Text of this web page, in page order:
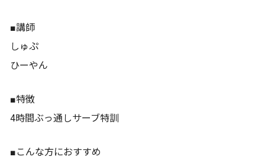
■講師
しゅぷ
ひーやん
■特徴
4時間ぶっ通しサーブ特訓
■こんな方におすすめ